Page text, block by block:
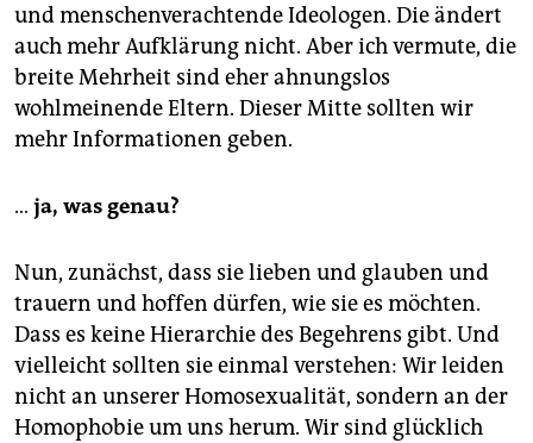
und menschenverachtende Ideologen. Die ändert
auch mehr Aufklärung nicht. Aber ich vermute, die
breite Mehrheit sind eher ahnungslos
wohlmeinende Eltern. Dieser Mitte sollten wir
mehr Informationen geben.
… ja, was genau?
Nun, zunächst, dass sie lieben und glauben und
trauern und hoffen dürfen, wie sie es möchten.
Dass es keine Hierarchie des Begehrens gibt. Und
vielleicht sollten sie einmal verstehen: Wir leiden
nicht an unserer Homosexualität, sondern an der
Homophobie um uns herum. Wir sind glücklich